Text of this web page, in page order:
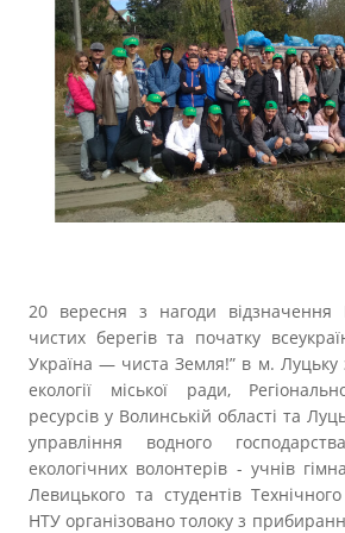
Публічна
Прозорість
Документи
20 вересня з нагоди відзначення
чистих берегів та початку
Україна — чиста Земля!” в м. Луцьку з
екології міської ради,
ресурсів у Волинській області та
управління водного
екологічних волонтерів - учнів
Левицького та студентів
НТУ організовано толоку з